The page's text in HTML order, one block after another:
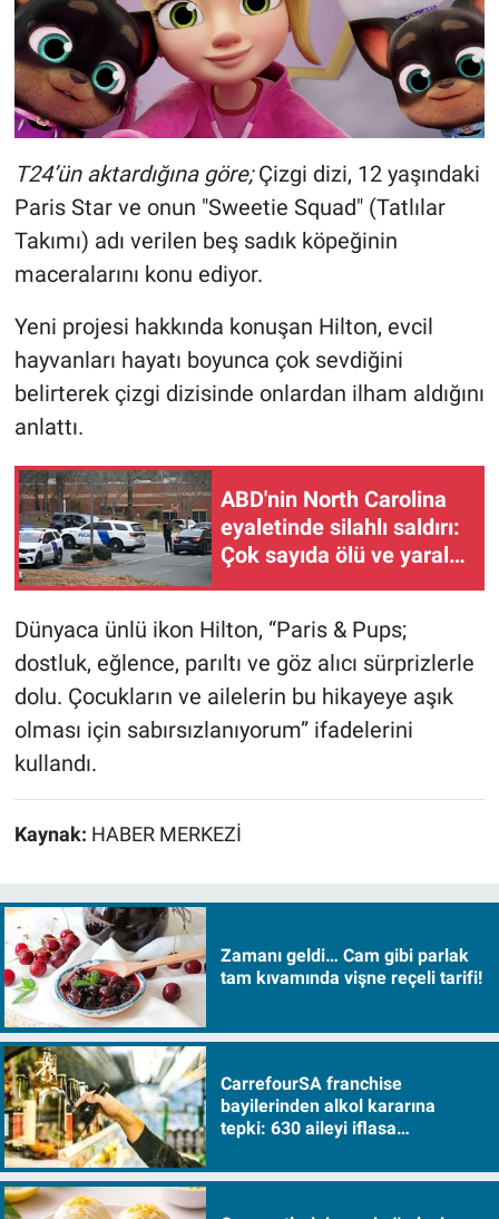
T24’ün aktardığına göre;Çizgi dizi, 12 yaşındaki
Paris Star ve onun "Sweetie Squad" (Tatlılar
Takımı) adı verilen beş sadık köpeğinin
maceralarını konu ediyor.
Yeni projesi hakkında konuşan Hilton, evcil
hayvanları hayatı boyunca çok sevdiğini
belirterek çizgi dizisinde onlardan ilham aldığını
anlattı.
ABD'nin North Carolina
eyaletinde silahlı saldırı:
Çok sayıda ölü ve yaralı
Dünyaca ünlü ikon Hilton, “Paris & Pups;
dostluk, eğlence, parıltı ve göz alıcı sürprizlerle
dolu. Çocukların ve ailelerin bu hikayeye aşık
olması için sabırsızlanıyorum” ifadelerini
kullandı.
Kaynak: HABER MERKEZİ
Zamanı geldi… Cam gibi parlak
tam kıvamında vişne reçeli tarifi!
CarrefourSA franchise
bayilerinden alkol kararına
tepki: 630 aileyi iflasa